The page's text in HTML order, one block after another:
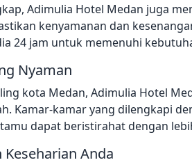
Adimulia Hotel Medan juga
kenyamanan dan
24 jam untuk memenuhi
Nyaman
kota Medan, Adimulia Hotel
Kamar-kamar yang dilengkapi
dapat beristirahat dengan
Anda